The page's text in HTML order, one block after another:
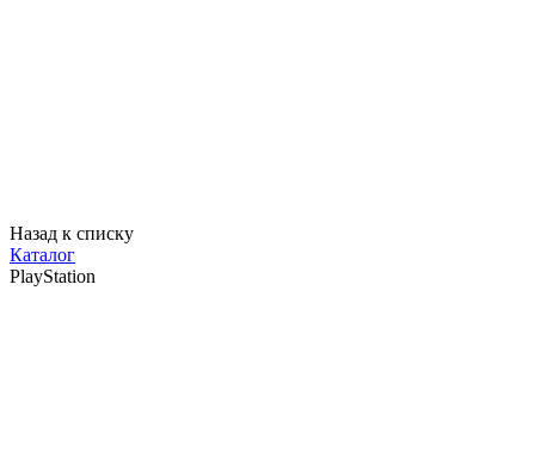
Назад к списку
Каталог
PlayStation